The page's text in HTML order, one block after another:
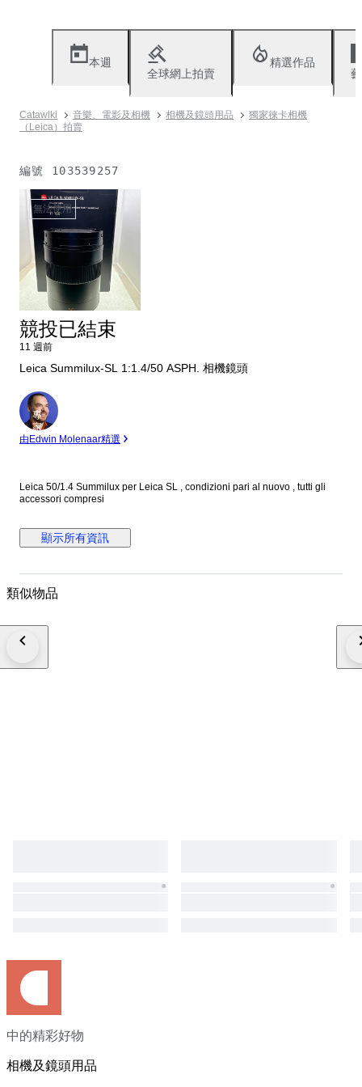
本週
全球網上拍賣
精選作品
Catawiki 音樂、電影及相機 相機及鏡頭用品
獨家徠卡相機
（Leica）拍賣
編號 103539257
無法使用
競投已結束
11 週前
Leica Summilux-SL 1:1.4/50 ASPH. 相機鏡頭
專
家
由Edwin Molenaar精選
Leica 50/1.4 Summilux per Leica SL , condizioni pari al nuovo , tutti gli
accessori compresi
顯示所有資訊
類似物品
中的精彩好物
相機及鏡頭用品